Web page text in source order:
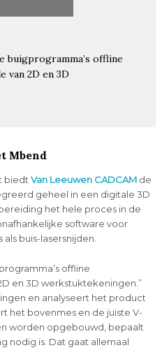
buigprogramma’s offline
van 2D en 3D
Mbend
biedtVan Leeuwen CADCAMde
geheel in een digitale 3D
het hele proces in de
software voor
buis-lasersnijden.
offline
en 3D werkstuktekeningen.”
en analyseert het product
het bovenmes en de juiste V-
worden opgebouwd, bepaalt
nodig is. Dat gaat allemaal